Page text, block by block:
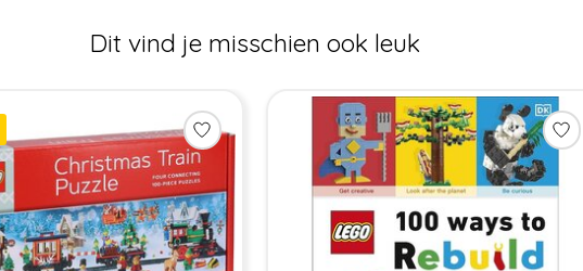
Dit vind je misschien ook leuk